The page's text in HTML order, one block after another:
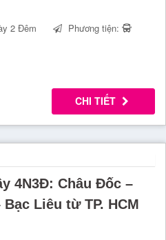
2 Đêm
Phương tiện:
CHI TIẾT
4N3Đ: Châu Đốc –
Liêu từ TP. HCM